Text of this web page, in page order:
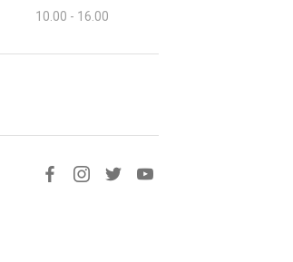
10.00 - 16.00